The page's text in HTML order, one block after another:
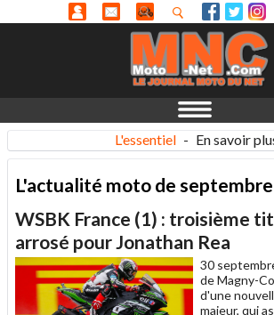
L'essentiel - En savoir
L'actualité moto de
WSBK France (1) : troisième
arrosé pour Jonathan Rea
30
de Magny-
d'une
majeur, qui